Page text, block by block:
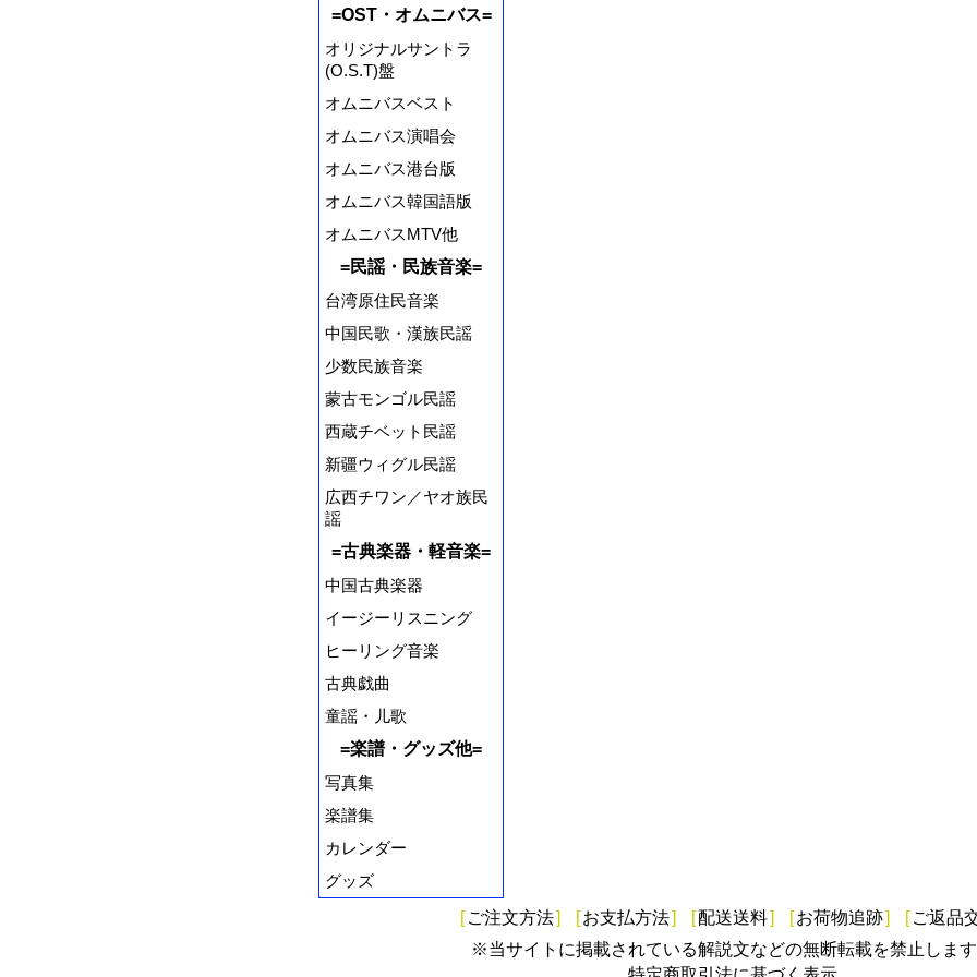
=OST・オムニバス=
オリジナルサントラ
(O.S.T)盤
オムニバスベスト
オムニバス演唱会
オムニバス港台版
オムニバス韓国語版
オムニバスMTV他
=民謡・民族音楽=
台湾原住民音楽
中国民歌・漢族民謡
少数民族音楽
蒙古モンゴル民謡
西蔵チベット民謡
新疆ウィグル民謡
広西チワン／ヤオ族民
謡
=古典楽器・軽音楽=
中国古典楽器
イージーリスニング
ヒーリング音楽
古典戯曲
童謡・儿歌
=楽譜・グッズ他=
写真集
楽譜集
カレンダー
グッズ
[ ご注文方法] [お支払方法] [配送送料] [お荷物追跡] [ ご返品
※当サイトに掲載されている解説文などの無断転載を禁止します